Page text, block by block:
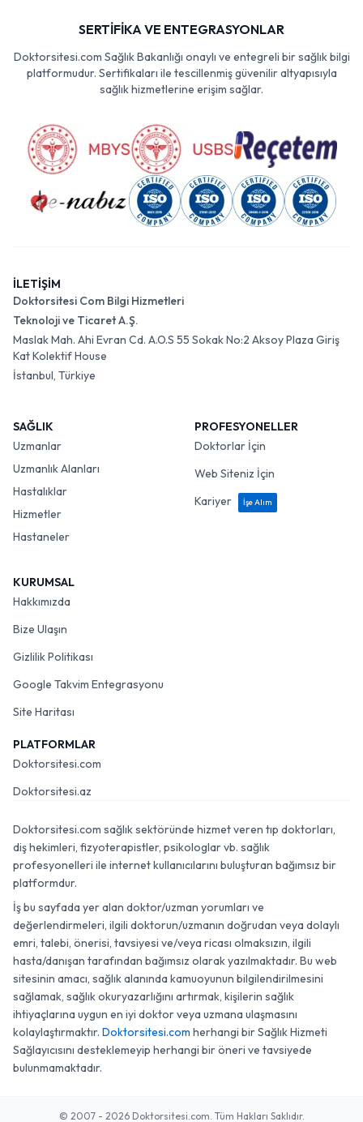
SERTİFİKA VE ENTEGRASYONLAR
Doktorsitesi.com Sağlık Bakanlığı onaylı ve entegreli bir sağlık bilgi
platformudur. Sertifikaları ile tescillenmiş güvenilir altyapısıyla
sağlık hizmetlerine erişim sağlar.
İLETİŞİM
Doktorsitesi Com Bilgi Hizmetleri
Teknoloji ve Ticaret A.Ş.
Maslak Mah. Ahi Evran Cd. A.O.S 55 Sokak No:2 Aksoy Plaza Giriş
Kat Kolektif House
İstanbul, Türkiye
SAĞLIK
Uzmanlar
Uzmanlık Alanları
Hastalıklar
Hizmetler
Hastaneler
PROFESYONELLER
Doktorlar İçin
Web Siteniz İçin
Kariyer
İşe Alım
KURUMSAL
Hakkımızda
Bize Ulaşın
Gizlilik Politikası
Google Takvim Entegrasyonu
Site Haritası
PLATFORMLAR
Doktorsitesi.com
Doktorsitesi.az
Doktorsitesi.com sağlık sektöründe hizmet veren tıp doktorları,
diş hekimleri, fizyoterapistler, psikologlar vb. sağlık
profesyonelleri ile internet kullanıcılarını buluşturan bağımsız bir
platformdur.
İş bu sayfada yer alan doktor/uzman yorumları ve
değerlendirmeleri, ilgili doktorun/uzmanın doğrudan veya dolaylı
emri, talebi, önerisi, tavsiyesi ve/veya ricası olmaksızın, ilgili
hasta/danışan tarafından bağımsız olarak yazılmaktadır. Bu web
sitesinin amacı, sağlık alanında kamuoyunun bilgilendirilmesini
sağlamak, sağlık okuryazarlığını artırmak, kişilerin sağlık
ihtiyaçlarına uygun en iyi doktor veya uzmana ulaşmasını
kolaylaştırmaktır. Doktorsitesi.com herhangi bir Sağlık Hizmeti
Sağlayıcısını desteklemeyip herhangi bir öneri ve tavsiyede
bulunmamaktadır.
© 2007 - 2026 Doktorsitesi.com. Tüm Hakları Saklıdır.